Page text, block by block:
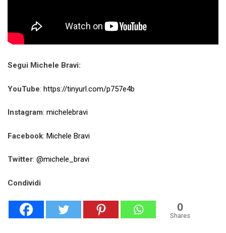
Segui Michele Bravi:
YouTube: https://tinyurl.com/p757e4b
Instagram: michelebravi
Facebook: Michele Bravi
Twitter: @michele_bravi
Condividi
0
Shares